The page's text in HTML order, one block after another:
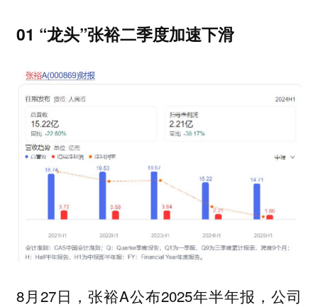
01 “龙头”张裕二季度加速下滑
8月27日，张裕A公布2025年半年报，公司